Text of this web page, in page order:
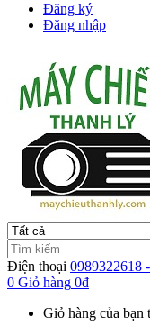
Đăng ký
Đăng nhập
Điện thoại 0989322618
0 Giỏ hàng 0đ
Giỏ hàng của bạn